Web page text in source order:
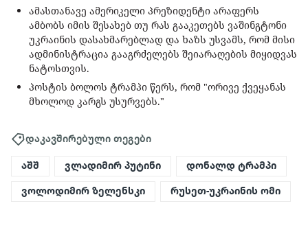
ამასთანავე ამერიკელი პრეზიდენტი არაფერს
ამბობს იმის შესახებ თუ რას გააკეთებს ვაშინგტონი
უკრაინის დასახმარებლად და ხაზს უსვამს, რომ მისი
ადმინისტრაცია გააგრძელებს შეიარაღების მიყიდვას
ნატოსთვის.
პოსტის ბოლოს ტრამპი წერს, რომ "ორივე ქვეყანას
მხოლოდ კარგს უსურვებს."
დაკავშირებული თეგები
აშშ ვლადიმირ პუტინი დონალდ ტრამპი
ვოლოდიმირ ზელენსკი რუსეთ-უკრაინის ომი